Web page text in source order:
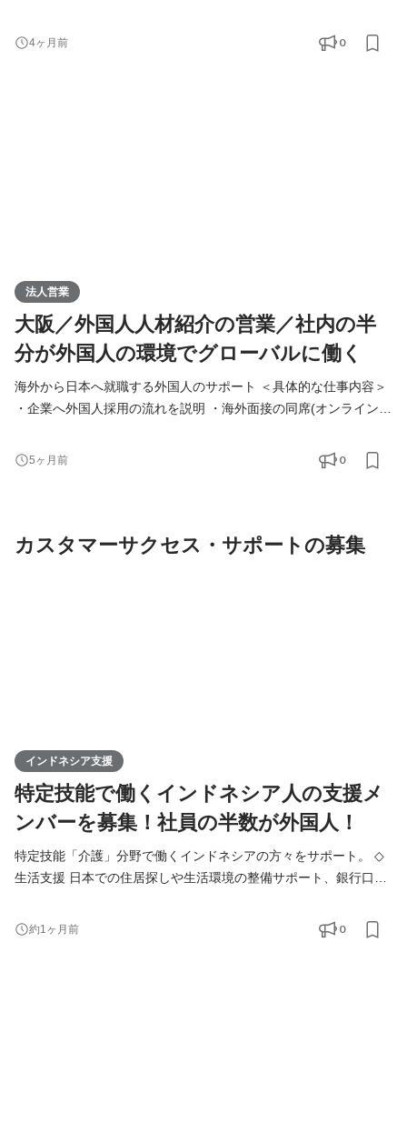
ル＞ ◇クライアント 介護施設(社会福祉法人)80％、飲食業界20％
◇新規？既存？ ほぼ反響と既存。テレアポなどの新規はありませ
4ヶ月前 0
法人営業
大阪／外国人人材紹介の営業／社内の半
分が外国人の環境でグローバルに働く
海外から日本へ就職する外国人のサポート ＜具体的な仕事内容＞
・企業へ外国人採用の流れを説明 ・海外面接の同席(オンライン)
ル＞ ◇クライアント 介護施設(社会福祉法人)80％、飲食業界20％
◇新規？既存？ ほぼ反響と既存。テレアポなどの新規はありませ
5ヶ月前 0
カスタマーサクセス・サポートの募集
インドネシア支援
特定技能で働くインドネシア人の支援メ
ンバーを募集！社員の半数が外国人！
特定技能「介護」分野で働くインドネシアの方々をサポート。 ◇
生活支援 日本での住居探しや生活環境の整備サポート、銀行口座
トや就業規則、職場のルール説明、日常業務のサポート。 ◇通
約1ヶ月前 0